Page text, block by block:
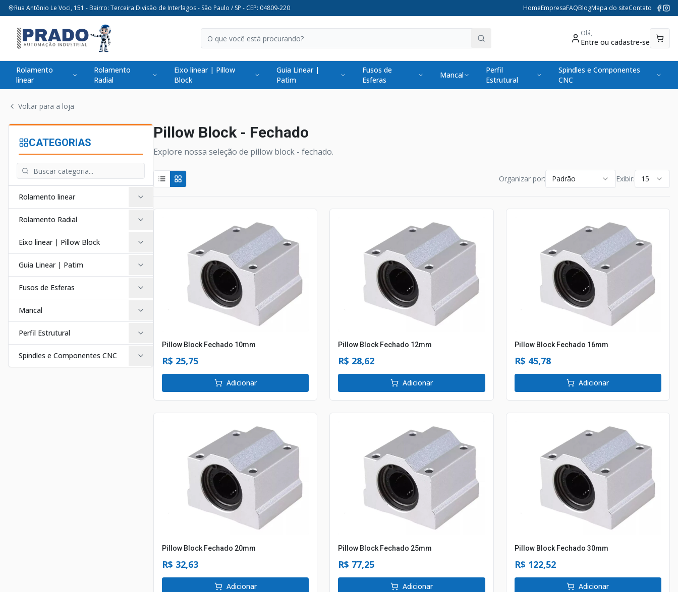
Rua Antônio Le Voci, 151 - Bairro: Terceira Divisão de Interlagos - São Paulo / SP - CEP: 04809-220 HomeEmpresaFAQBlogMapa do siteContato
Olá,
Entre ou cadastre-se
Rolamento
linear
Rolamento
Radial
Eixo linear | Pillow
Block
Guia Linear |
Patim
Fusos de
Esferas
Mancal
Perfil
Estrutural
Spindles e Componentes
CNC
Voltar para a loja
CATEGORIAS
Rolamento linear
Rolamento Radial
Eixo linear | Pillow Block
Guia Linear | Patim
Fusos de Esferas
Mancal
Perfil Estrutural
Spindles e Componentes CNC
Pillow Block - Fechado
Explore nossa seleção de pillow block - fechado.
Organizar por: Padrão Exibir: 15
Pillow Block Fechado 10mm
R$ 25,75
Adicionar
Pillow Block Fechado 12mm
R$ 28,62
Adicionar
Pillow Block Fechado 16mm
R$ 45,78
Adicionar
Pillow Block Fechado 20mm
R$ 32,63
Adicionar
Pillow Block Fechado 25mm
R$ 77,25
Adicionar
Pillow Block Fechado 30mm
R$ 122,52
Adicionar